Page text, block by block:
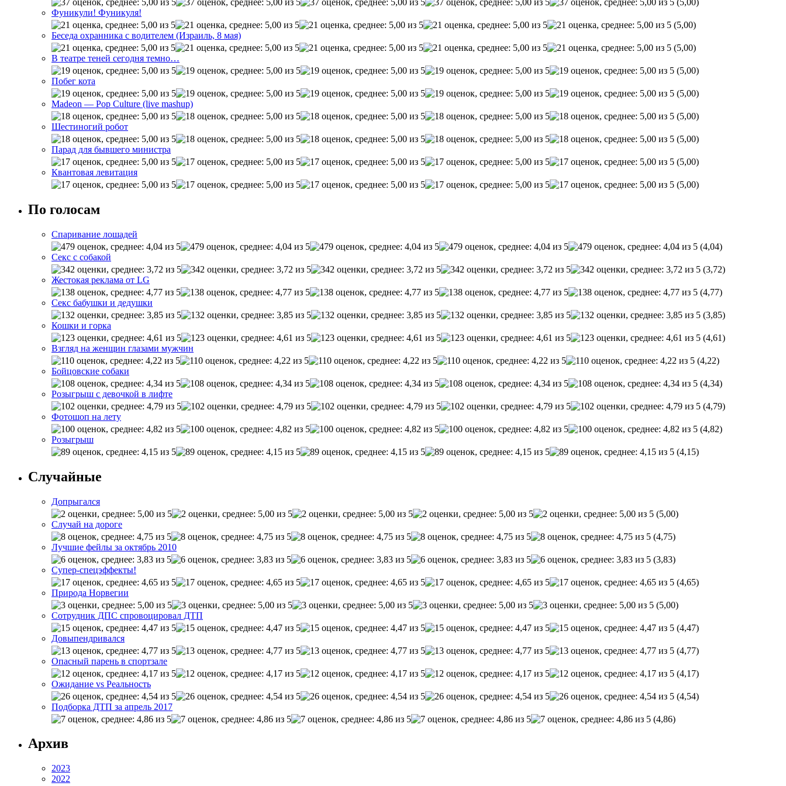
Фуникули! Фуникуля!
(5,00)
Беседа охранника с водителем (Израиль, 8 мая)
(5,00)
В театре теней сегодня темно…
(5,00)
Побег кота
(5,00)
Madeon — Pop Culture (live mashup)
(5,00)
Шестиногий робот
(5,00)
Парад для бывшего министра
(5,00)
Квантовая левитация
(5,00)
По голосам
Спаривание лошадей
(4,04)
Секс с собакой
(3,72)
Жестокая реклама от LG
(4,77)
Секс бабушки и дедушки
(3,85)
Кошки и горка
(4,61)
Взгляд на женщин глазами мужчин
(4,22)
Бойцовские собаки
(4,34)
Розыгрыш с девочкой в лифте
(4,79)
Фотошоп на лету
(4,82)
Розыгрыш
(4,15)
Случайные
Допрыгался
(5,00)
Случай на дороге
(4,75)
Лучшие фейлы за октябрь 2010
(3,83)
Супер-спецэффекты!
(4,65)
Природа Норвегии
(5,00)
Сотрудник ДПС спровоцировал ДТП
(4,47)
Довыпендривался
(4,77)
Опасный парень в спортзале
(4,17)
Ожидание vs Реальность
(4,54)
Подборка ДТП за апрель 2017
(4,86)
Архив
2023
2022